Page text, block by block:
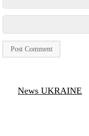
News UKRAINE